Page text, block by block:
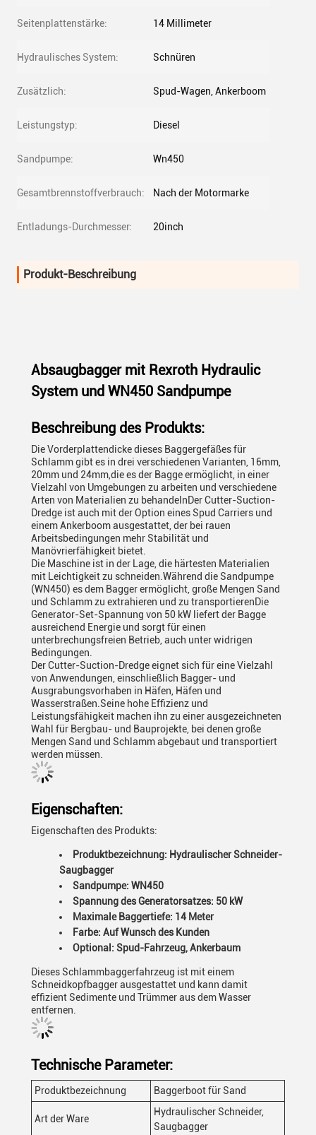
Seitenplattenstärke: 14 Millimeter
Hydraulisches System: Schnüren
Zusätzlich: Spud-Wagen, Ankerboom
Leistungstyp: Diesel
Sandpumpe: Wn450
Gesamtbrennstoffverbrauch: Nach der Motormarke
Entladungs-Durchmesser: 20inch
Produkt-Beschreibung
Absaugbagger mit Rexroth Hydraulic
System und WN450 Sandpumpe
Beschreibung des Produkts:
Die Vorderplattendicke dieses Baggergefäßes für
Schlamm gibt es in drei verschiedenen Varianten, 16mm,
20mm und 24mm,die es der Bagge ermöglicht, in einer
Vielzahl von Umgebungen zu arbeiten und verschiedene
Arten von Materialien zu behandelnDer Cutter-Suction-
Dredge ist auch mit der Option eines Spud Carriers und
einem Ankerboom ausgestattet, der bei rauen
Arbeitsbedingungen mehr Stabilität und
Manövrierfähigkeit bietet.
Die Maschine ist in der Lage, die härtesten Materialien
mit Leichtigkeit zu schneiden.Während die Sandpumpe
(WN450) es dem Bagger ermöglicht, große Mengen Sand
und Schlamm zu extrahieren und zu transportierenDie
Generator-Set-Spannung von 50 kW liefert der Bagge
ausreichend Energie und sorgt für einen
unterbrechungsfreien Betrieb, auch unter widrigen
Bedingungen.
Der Cutter-Suction-Dredge eignet sich für eine Vielzahl
von Anwendungen, einschließlich Bagger- und
Ausgrabungsvorhaben in Häfen, Häfen und
Wasserstraßen.Seine hohe Effizienz und
Leistungsfähigkeit machen ihn zu einer ausgezeichneten
Wahl für Bergbau- und Bauprojekte, bei denen große
Mengen Sand und Schlamm abgebaut und transportiert
werden müssen.
Eigenschaften:
Eigenschaften des Produkts:
Produktbezeichnung: Hydraulischer Schneider-
Saugbagger
Sandpumpe: WN450
Spannung des Generatorsatzes: 50 kW
Maximale Baggertiefe: 14 Meter
Farbe: Auf Wunsch des Kunden
Optional: Spud-Fahrzeug, Ankerbaum
Dieses Schlammbaggerfahrzeug ist mit einem
Schneidkopfbagger ausgestattet und kann damit
effizient Sedimente und Trümmer aus dem Wasser
entfernen.
Technische Parameter:
Produktbezeichnung Baggerboot für Sand
Art der Ware
Hydraulischer Schneider,
Saugbagger